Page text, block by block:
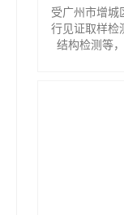
受广州市增城
行见证取样检
结构检测等